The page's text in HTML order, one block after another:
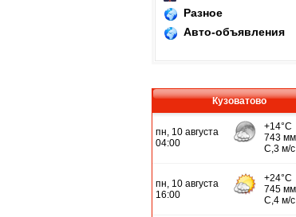
Разное
Авто-объявления
Кузоватово